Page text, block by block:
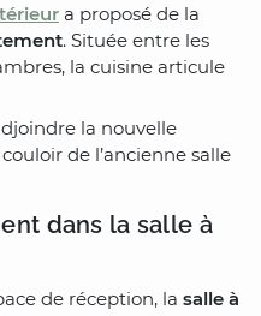
a proposé de la
. Située entre les
la cuisine articule
la nouvelle
de l’ancienne salle
dans la salle à
de réception, la salle à